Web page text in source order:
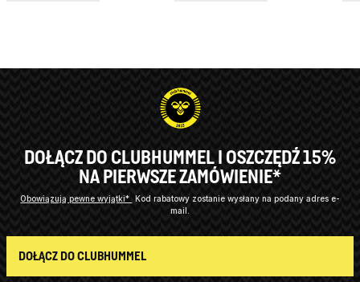
DOŁĄCZ DO CLUBHUMMEL I OSZCZĘDŹ 15%
NA PIERWSZE ZAMÓWIENIE*
Obowiązują pewne wyjątki*
Kod rabatowy zostanie wysłany na podany adres e-
mail.
DOŁĄCZ DO CLUBHUMMEL